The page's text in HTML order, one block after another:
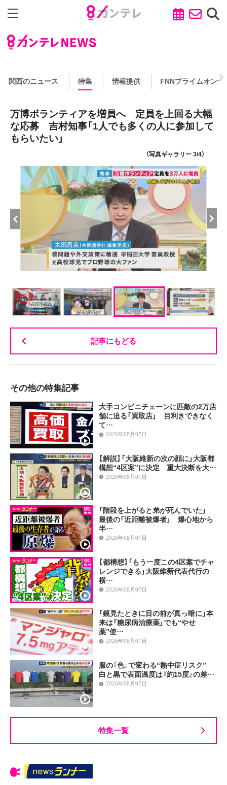
関西のニュース 特集 情報提供 FNNプライムオンラ
万博ボランティアを増員へ 定員を上回る大幅
な応募 吉村知事「1人でも多くの人に参加して
もらいたい」
（写真ギャラリー 3/4）
記事にもどる
その他の特集記事
大手コンビニチェーンに匹敵の2万店
舗に迫る「買取店」 目利きできなく
て…
2026年08月07日
【解説】「大阪維新の次の顔に」大阪都
構想“4区案”に決定 重大決断を大…
2026年08月07日
「階段を上がると弟が死んでいた」
最後の「近距離被爆者」 爆心地から
半…
2026年08月07日
【都構想】「もう一度この4区案でチャ
レンジできる」大阪維新代表代行の
横…
2026年08月07日
「鏡見たときに目の前が真っ暗に」本
来は「糖尿病治療薬」でも“やせ
薬”使…
2026年08月07日
服の『色』で変わる“熱中症リスク”
白と黒で表面温度は『約15度』の差…
2026年08月07日
特集一覧